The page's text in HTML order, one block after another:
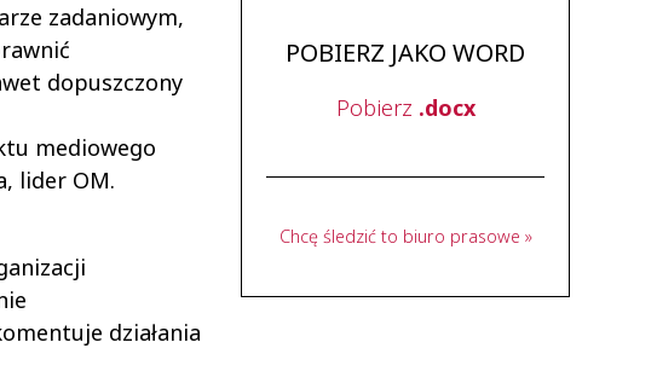
zadaniowym,
dopuszczony
mediowego
lider OM.
działania
POBIERZ JAKO WORD
Pobierz .docx
Chcę śledzić to biuro prasowe »